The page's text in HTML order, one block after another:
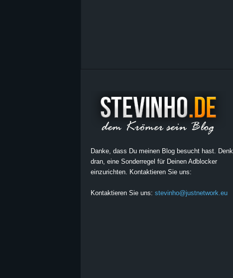
Danke, dass Du meinen Blog besucht hast. Denk
dran, eine Sonderregel für Deinen Adblocker
einzurichten. Kontaktieren Sie uns:
Kontaktieren Sie uns: stevinho@justnetwork.eu